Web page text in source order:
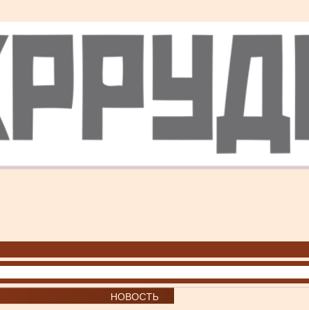
НОВОСТЬ